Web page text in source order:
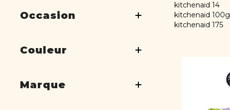
kitchenaid 14
kitchenaid 100g
kitchenaid 175
Occasion
Couleur
Marque